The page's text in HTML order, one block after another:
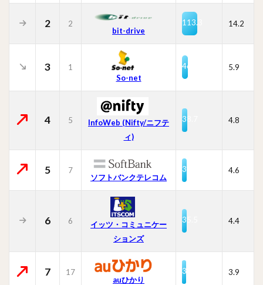
2 2
bit-drive
113.3 14.2
3
1
So-net
46.8 5.9
4 5
InfoWeb (Nifty/ニフテ
ィ)
38.7 4.8
5 7
ソフトバンクテレコム
36.7 4.6
6 6
イッツ・コミュニケー
ションズ
35.5 4.4
7
17
auひかり
31.5 3.9